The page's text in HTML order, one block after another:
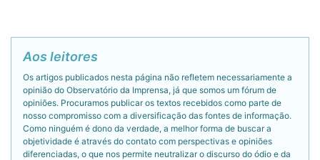
Aos leitores
Os artigos publicados nesta página não refletem necessariamente a
opinião do Observatório da Imprensa, já que somos um fórum de
opiniões. Procuramos publicar os textos recebidos como parte de
nosso compromisso com a diversificação das fontes de informação.
Como ninguém é dono da verdade, a melhor forma de buscar a
objetividade é através do contato com perspectivas e opiniões
diferenciadas, o que nos permite neutralizar o discurso do ódio e da